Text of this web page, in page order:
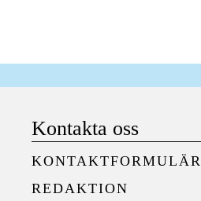
Kontakta oss
KONTAKTFORMULÄR
REDAKTION